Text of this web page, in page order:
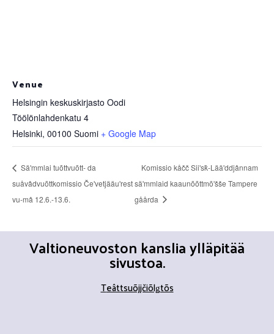
Venue
Helsingin keskuskirjasto Oodi
Töölönlahdenkatu 4
Helsinki, 00100 Suomi + Google Map
Säʹmmlai tuõttvuõtt- da
suåvâdvuõttkomissio Čeʹvetjääuʹrest
vu-mâ 12.6.-13.6.
Komissio kåčč Siiʹsǩ-Lääʹddjânnam
säʹmmlaid kaaunõõttmõʹšše Tampere
gåårda
Valtioneuvoston kanslia ylläpitää
sivustoa.
Teâttsuõjjčiõlǥtõs